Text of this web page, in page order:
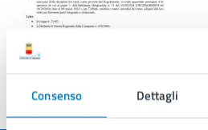
Consenso Dettagli
Ultimo aggiornamento: